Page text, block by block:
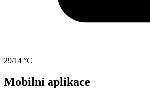
29/14 °C
Mobilní aplikace